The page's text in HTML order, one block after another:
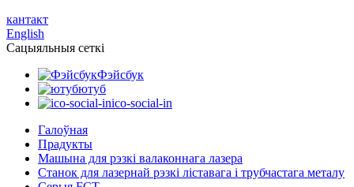
кантакт
English
Сацыяльныя сеткі
Фэйсбук
ютуб
ico-social-in
Галоўная
Прадукты
Машына для рэзкі валаконнага лазера
Станок для лазернай рэзкі ліставага і трубчастага металу